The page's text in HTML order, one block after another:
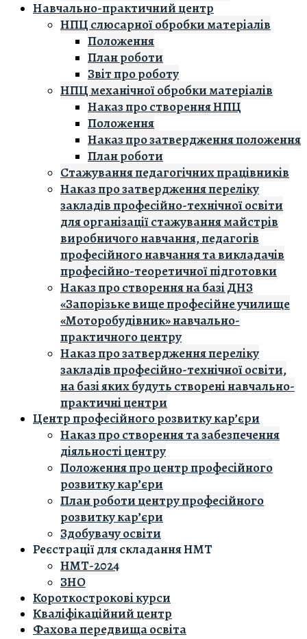
Навчально-практичний центр
НПЦ слюсарної обробки матеріалів
Положення
План роботи
Звіт про роботу
НПЦ механічної обробки матеріалів
Наказ про створення НПЦ
Положення
Наказ про затвердження положення
План роботи
Стажування педагогічних працівників
Наказ про затвердження переліку
закладів професійно-технічної освіти
для організації стажування майстрів
виробничого навчання, педагогів
професійного навчання та викладачів
професійно-теоретичної підготовки
Наказ про створення на базі ДНЗ
«Запорізьке вище професійне училище
«Моторобудівник» навчально-
практичного центру
Наказ про затвердження переліку
закладів професійно-технічної освіти,
на базі яких будуть створені навчально-
практичні центри
Центр професійного розвитку кар’єри
Наказ про створення та забезпечення
діяльності центру
Положення про центр професійного
розвитку кар’єри
План роботи центру професійного
розвитку кар’єри
Здобувачу освіти
Реєстрації для складання НМТ
НМТ-2024
ЗНО
Короткострокові курси
Кваліфікаційний центр
Фахова передвища освіта